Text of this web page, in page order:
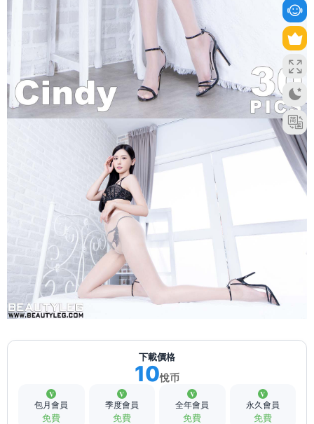
下載價格
10悅币
包月會員
免費
季度會員
免費
全年會員
免費
永久會員
免費